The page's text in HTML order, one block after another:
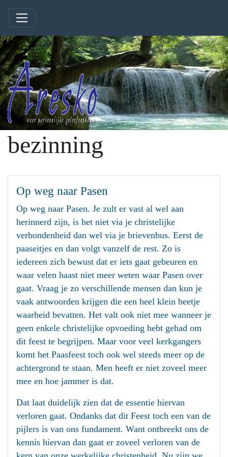
bezinning
Op weg naar Pasen
Op weg naar Pasen. Je zult er vast al wel aan
herinnerd zijn, is het niet via je christelijke
verbondenheid dan wel via je brievenbus. Eerst de
paaseitjes en dan volgt vanzelf de rest. Zo is
iedereen zich bewust dat er iets gaat gebeuren en
waar velen haast niet meer weten waar Pasen over
gaat. Vraag je zo verschillende mensen dan kun je
vaak antwoorden krijgen die een heel klein beetje
waarheid bevatten. Het valt ook niet mee wanneer je
geen enkele christelijke opvoeding hebt gehad om
dit feest te begrijpen. Maar voor veel kerkgangers
komt het Paasfeest toch ook wel steeds meer op de
achtergrond te staan. Men heeft er niet zoveel meer
mee en hoe jammer is dat.
Dat laat duidelijk zien dat de essentie hiervan
verloren gaat. Ondanks dat dit Feest toch een van de
pijlers is van ons fundament. Want ontbreekt ons de
kennis hiervan dan gaat er zoveel verloren van de